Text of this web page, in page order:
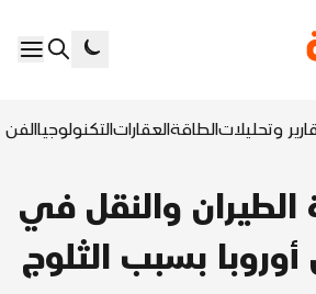
وتحليلاتالطاقةالعقاراتالتكنولوجياالفن
والنقل في
بسبب الثلوج